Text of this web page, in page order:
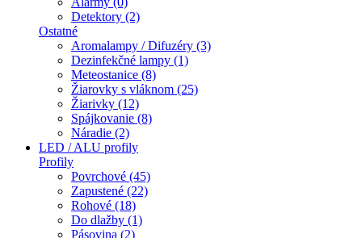
Detektory (2)
Ostatné
Aromalampy / Difuzéry (3)
Dezinfekčné lampy (1)
Meteostanice (8)
Žiarovky s vláknom (25)
Žiarivky (12)
Spájkovanie (8)
Náradie (2)
LED / ALU profily
Profily
Povrchové (45)
Zapustené (22)
Rohové (18)
Do dlažby (1)
Pásovina (2)